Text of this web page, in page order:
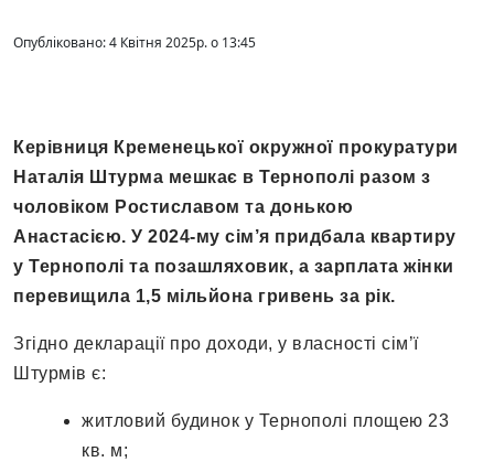
Опубліковано: 4 Квітня 2025р. о 13:45
Керівниця Кременецької окружної прокуратури
Наталія Штурма мешкає в Тернополі разом з
чоловіком Ростиславом та донькою
Анастасією. У 2024-му сім’я придбала квартиру
у Тернополі та позашляховик, а зарплата жінки
перевищила 1,5 мільйона гривень за рік.
Згідно декларації про доходи, у власності сім’ї
Штурмів є:
житловий будинок у Тернополі площею 23
кв. м;